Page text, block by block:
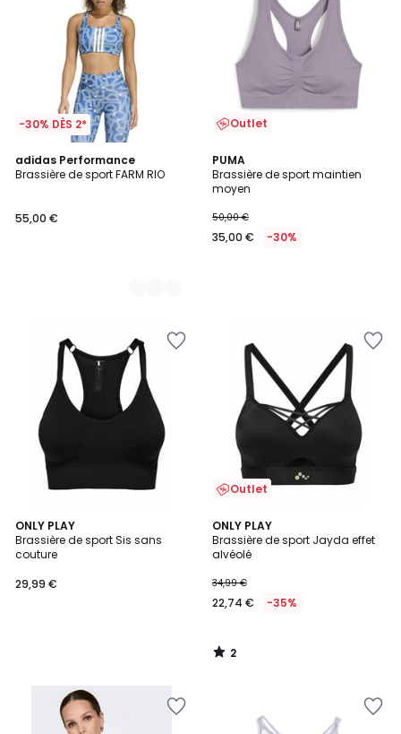
-30% DÈS 2*
adidas Performance
Brassière de sport FARM RIO
55,00 €
2
Couleurs
Outlet
PUMA
Brassière de sport maintien
moyen
50,00 €
35,00 € -30%
ONLY PLAY
Brassière de sport Sis sans
couture
29,99 €
Outlet
ONLY PLAY
Brassière de sport Jayda effet
alvéolé
34,99 €
22,74 € -35%
2
/
5
2
/